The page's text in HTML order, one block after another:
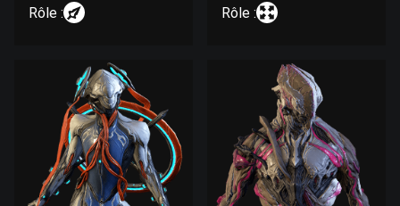
Rôle : Rôle :